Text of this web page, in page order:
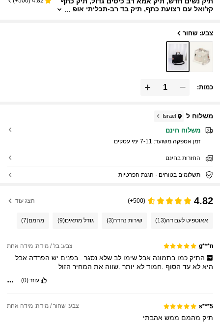
קז'ואל עם רצועת כתף, תיק בד רב-תכליתי אופ
צבע: שחור
כמות:
משלוח ל Israel
משלוח חינם
זמן אספקה ​​משוער: 7-11 ימי עסקים
החזרות בחינם
תשלומים בטוחים · הגנת הפרטיות
4.82
(500+) הצג עוד
אאוטפיט לעבודה(13) שירות נהדר(3) גודל מתאים(9) מהמם(7)
g***n צבע: בז' / מידה: מידה אחת
התיק כמו בתמונה אבל שימו לב שלא נסגר בפנים יש הפרדה אבל
היאלאעד הסוף .חמודלא יותר .שווהאת המחיר הזול
עוזר(0)
s***5 צבע: שחור / מידה: מידה אחת
תיק מהמם ממשאהבתי